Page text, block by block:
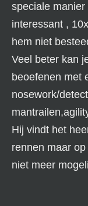
speciale
interessant ,
hem niet
Veel beter kan
beoefenen met
nosework/
Hij vindt het
rennen maar
niet meer